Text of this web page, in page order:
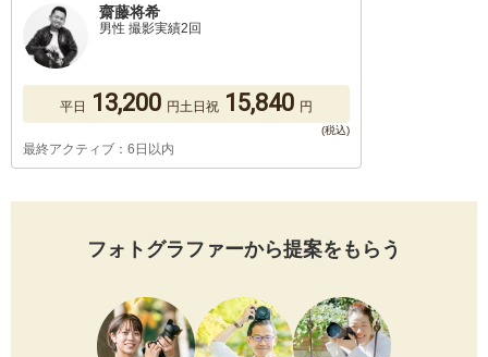
齋藤将希
男性 撮影実績2回
平日 13,200 円土日祝 15,840 円
最終アクティブ：6日以内
フォトグラファーから提案をもらう